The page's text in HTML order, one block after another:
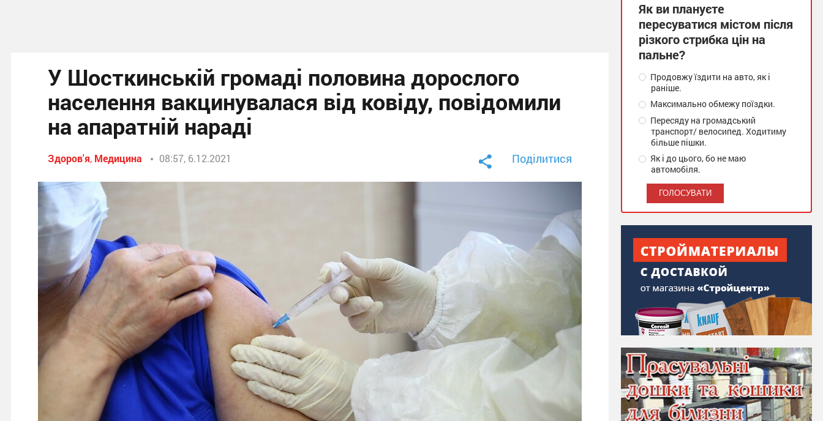
У Шосткинській громаді половина дорослого
населення вакцинувалася від ковіду, повідомили
на апаратній нараді
Здоров'я, Медицина 08:57, 6.12.2021 Поділитися
Як ви плануєте
пересуватися містом після
різкого стрибка цін на
пальне?
Продовжу їздити на авто, як і
раніше.
Максимально обмежу поїздки.
Пересяду на громадський
транспорт/ велосипед. Ходитиму
більше пішки.
Як і до цього, бо не маю
автомобіля.